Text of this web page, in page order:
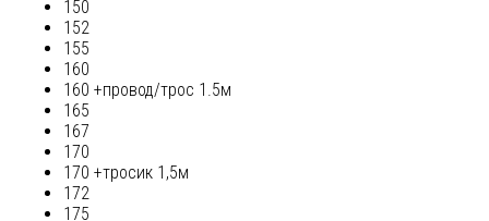
150
152
155
160
160 +провод/трос 1.5м
165
167
170
170 +тросик 1,5м
172
175